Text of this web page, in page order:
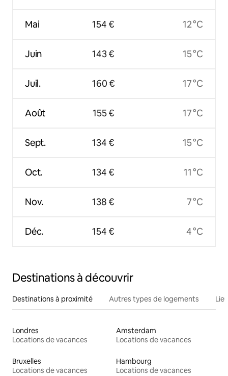
Mai
Juin
Juil.
Août
Sept.
Oct.
Nov.
Déc.
154 €
143 €
160 €
155 €
134 €
134 €
138 €
154 €
12 °C
15 °C
17 °C
17 °C
15 °C
11 °C
7 °C
4 °C
Destinations à découvrir
Destinations à proximité Autres types de logements
Londres
Locations de vacances
Amsterdam
Locations de vacances
Bruxelles
Locations de vacances
Hambourg
Locations de vacances